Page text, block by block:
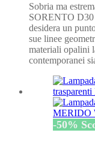
originale
era:
€315,60.
Sobria ma
SORENTO D30
desidera un
sue linee
materiali opalini
contemporanei
-50%